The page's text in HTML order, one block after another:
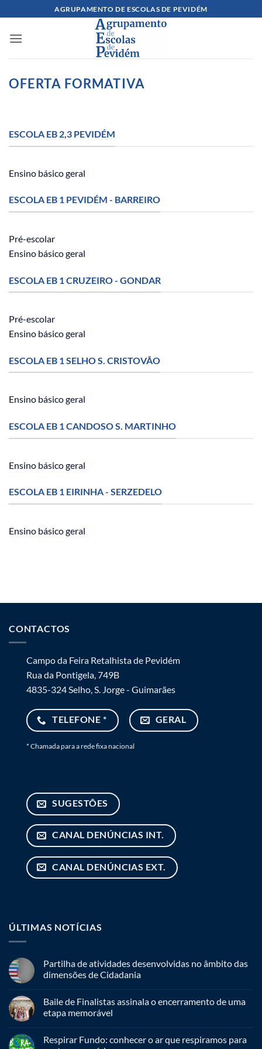
content
AGRUPAMENTO DE ESCOLAS DE PEVIDÉM
OFERTA FORMATIVA
ESCOLA EB 2,3 PEVIDÉM
Ensino básico geral
ESCOLA EB 1 PEVIDÉM - BARREIRO
Pré-escolar
Ensino básico geral
ESCOLA EB 1 CRUZEIRO - GONDAR
Pré-escolar
Ensino básico geral
ESCOLA EB 1 SELHO S. CRISTOVÃO
Ensino básico geral
ESCOLA EB 1 CANDOSO S. MARTINHO
Ensino básico geral
ESCOLA EB 1 EIRINHA - SERZEDELO
Ensino básico geral
CONTACTOS
Campo da Feira Retalhista de Pevidém
Rua da Pontigela, 749B
4835-324 Selho, S. Jorge - Guimarães
TELEFONE * GERAL
* Chamada para a rede fixa nacional
SUGESTÕES
CANAL DENÚNCIAS INT.
CANAL DENÚNCIAS EXT.
ÚLTIMAS NOTÍCIAS
Partilha de atividades desenvolvidas no âmbito das
dimensões de Cidadania
Baile de Finalistas assinala o encerramento de uma
etapa memorável
Respirar Fundo: conhecer o ar que respiramos para